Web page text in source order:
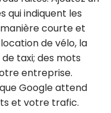
qui indiquent les
courte et
de vélo, la
taxi; des mots
entreprise.
Google attend
et votre trafic.